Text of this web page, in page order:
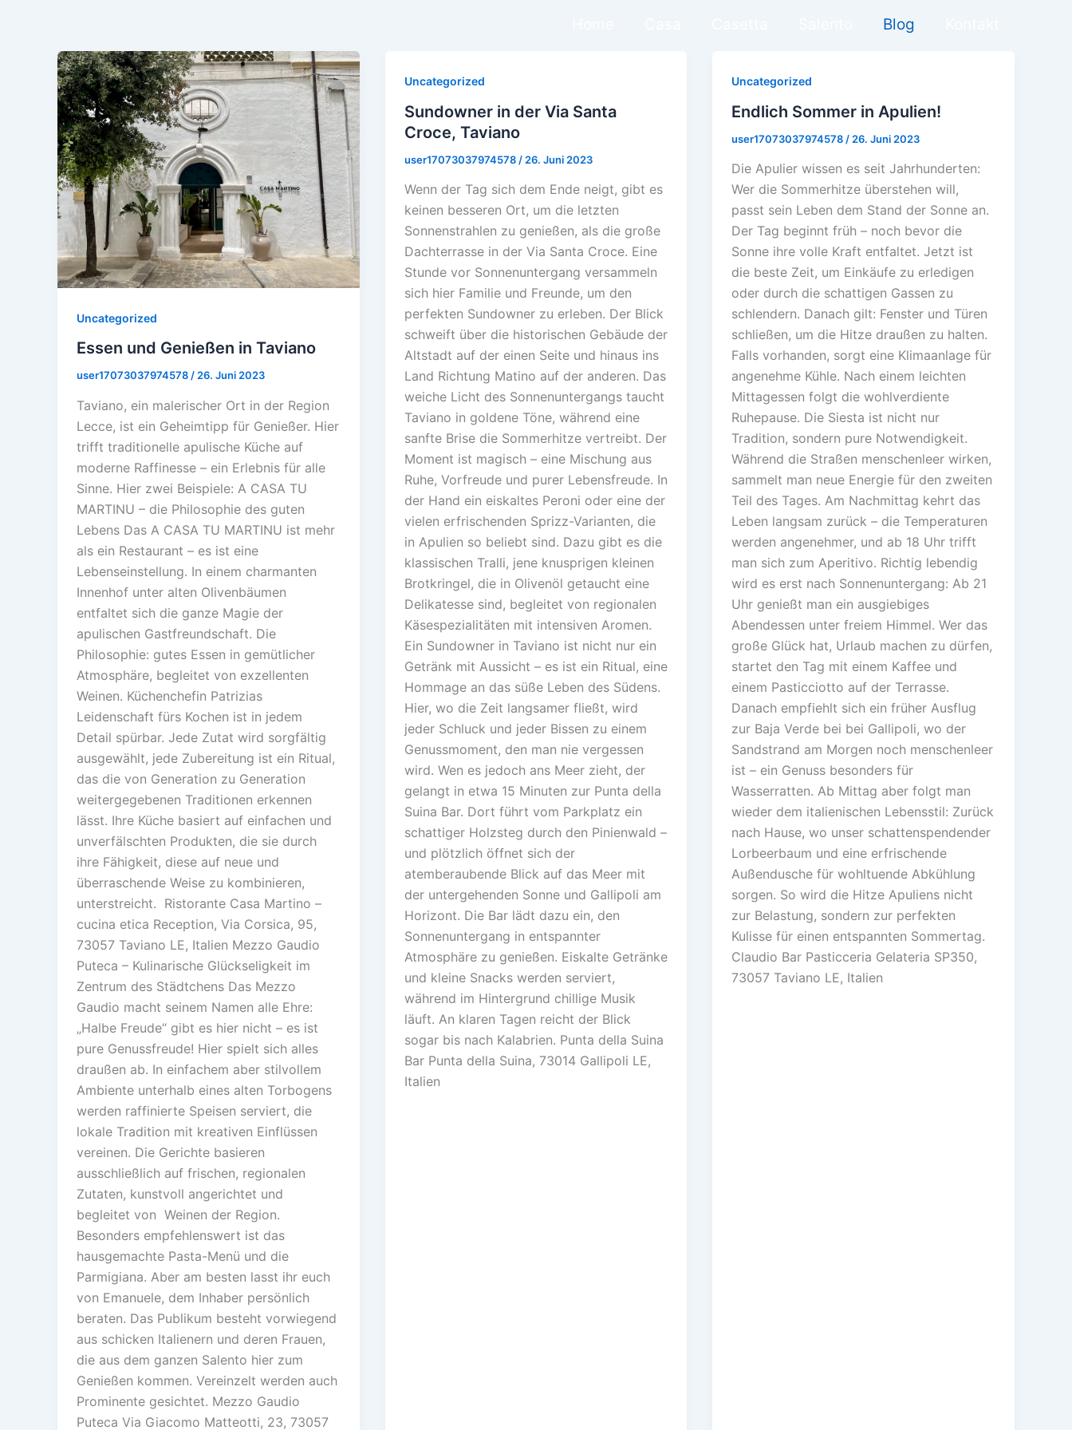
Blog
Uncategorized
Essen und Genießen in Taviano
user17073037974578/26. Juni 2023
Taviano, ein malerischer Ort in der Region
Lecce, ist ein Geheimtipp für Genießer. Hier
trifft traditionelle apulische Küche auf
moderne Raffinesse – ein Erlebnis für alle
Sinne. Hier zwei Beispiele: A CASA TU
MARTINU – die Philosophie des guten
Lebens Das A CASA TU MARTINU ist mehr
als ein Restaurant – es ist eine
Lebenseinstellung. In einem charmanten
Innenhof unter alten Olivenbäumen
entfaltet sich die ganze Magie der
apulischen Gastfreundschaft. Die
Philosophie: gutes Essen in gemütlicher
Atmosphäre, begleitet von exzellenten
Weinen. Küchenchefin Patrizias
Leidenschaft fürs Kochen ist in jedem
Detail spürbar. Jede Zutat wird sorgfältig
ausgewählt, jede Zubereitung ist ein Ritual,
das die von Generation zu Generation
weitergegebenen Traditionen erkennen
lässt. Ihre Küche basiert auf einfachen und
unverfälschten Produkten, die sie durch
ihre Fähigkeit, diese auf neue und
überraschende Weise zu kombinieren,
unterstreicht. Ristorante Casa Martino –
cucina etica Reception, Via Corsica, 95,
73057 Taviano LE, Italien Mezzo Gaudio
Puteca – Kulinarische Glückseligkeit im
Zentrum des Städtchens Das Mezzo
Gaudio macht seinem Namen alle Ehre:
„Halbe Freude“ gibt es hier nicht – es ist
pure Genussfreude! Hier spielt sich alles
draußen ab. In einfachem aber stilvollem
Ambiente unterhalb eines alten Torbogens
werden raffinierte Speisen serviert, die
lokale Tradition mit kreativen Einflüssen
vereinen. Die Gerichte basieren
ausschließlich auf frischen, regionalen
Zutaten, kunstvoll angerichtet und
begleitet von Weinen der Region.
Besonders empfehlenswert ist das
hausgemachte Pasta-Menü und die
Parmigiana. Aber am besten lasst ihr euch
von Emanuele, dem Inhaber persönlich
beraten. Das Publikum besteht vorwiegend
aus schicken Italienern und deren Frauen,
die aus dem ganzen Salento hier zum
Genießen kommen. Vereinzelt werden auch
Prominente gesichtet. Mezzo Gaudio
Puteca Via Giacomo Matteotti, 23, 73057
Uncategorized
Sundowner in der Via Santa
Croce, Taviano
user17073037974578 / 26. Juni 2023
Wenn der Tag sich dem Ende neigt, gibt es
keinen besseren Ort, um die letzten
Sonnenstrahlen zu genießen, als die große
Dachterrasse in der Via Santa Croce. Eine
Stunde vor Sonnenuntergang versammeln
sich hier Familie und Freunde, um den
perfekten Sundowner zu erleben. Der Blick
schweift über die historischen Gebäude der
Altstadt auf der einen Seite und hinaus ins
Land Richtung Matino auf der anderen. Das
weiche Licht des Sonnenuntergangs taucht
Taviano in goldene Töne, während eine
sanfte Brise die Sommerhitze vertreibt. Der
Moment ist magisch – eine Mischung aus
Ruhe, Vorfreude und purer Lebensfreude. In
der Hand ein eiskaltes Peroni oder eine der
vielen erfrischenden Sprizz-Varianten, die
in Apulien so beliebt sind. Dazu gibt es die
klassischen Tralli, jene knusprigen kleinen
Brotkringel, die in Olivenöl getaucht eine
Delikatesse sind, begleitet von regionalen
Käsespezialitäten mit intensiven Aromen.
Ein Sundowner in Taviano ist nicht nur ein
Getränk mit Aussicht – es ist ein Ritual, eine
Hommage an das süße Leben des Südens.
Hier, wo die Zeit langsamer fließt, wird
jeder Schluck und jeder Bissen zu einem
Genussmoment, den man nie vergessen
wird. Wen es jedoch ans Meer zieht, der
gelangt in etwa 15 Minuten zur Punta della
Suina Bar. Dort führt vom Parkplatz ein
schattiger Holzsteg durch den Pinienwald –
und plötzlich öffnet sich der
atemberaubende Blick auf das Meer mit
der untergehenden Sonne und Gallipoli am
Horizont. Die Bar lädt dazu ein, den
Sonnenuntergang in entspannter
Atmosphäre zu genießen. Eiskalte Getränke
und kleine Snacks werden serviert,
während im Hintergrund chillige Musik
läuft. An klaren Tagen reicht der Blick
sogar bis nach Kalabrien. Punta della Suina
Bar Punta della Suina, 73014 Gallipoli LE,
Italien
Uncategorized
Endlich Sommer in Apulien!
user17073037974578 / 26. Juni 2023
Die Apulier wissen es seit Jahrhunderten:
Wer die Sommerhitze überstehen will,
passt sein Leben dem Stand der Sonne an.
Der Tag beginnt früh – noch bevor die
Sonne ihre volle Kraft entfaltet. Jetzt ist
die beste Zeit, um Einkäufe zu erledigen
oder durch die schattigen Gassen zu
schlendern. Danach gilt: Fenster und Türen
schließen, um die Hitze draußen zu halten.
Falls vorhanden, sorgt eine Klimaanlage für
angenehme Kühle. Nach einem leichten
Mittagessen folgt die wohlverdiente
Ruhepause. Die Siesta ist nicht nur
Tradition, sondern pure Notwendigkeit.
Während die Straßen menschenleer wirken,
sammelt man neue Energie für den zweiten
Teil des Tages. Am Nachmittag kehrt das
Leben langsam zurück – die Temperaturen
werden angenehmer, und ab 18 Uhr trifft
man sich zum Aperitivo. Richtig lebendig
wird es erst nach Sonnenuntergang: Ab 21
Uhr genießt man ein ausgiebiges
Abendessen unter freiem Himmel. Wer das
große Glück hat, Urlaub machen zu dürfen,
startet den Tag mit einem Kaffee und
einem Pasticciotto auf der Terrasse.
Danach empfiehlt sich ein früher Ausflug
zur Baja Verde bei bei Gallipoli, wo der
Sandstrand am Morgen noch menschenleer
ist – ein Genuss besonders für
Wasserratten. Ab Mittag aber folgt man
wieder dem italienischen Lebensstil: Zurück
nach Hause, wo unser schattenspendender
Lorbeerbaum und eine erfrischende
Außendusche für wohltuende Abkühlung
sorgen. So wird die Hitze Apuliens nicht
zur Belastung, sondern zur perfekten
Kulisse für einen entspannten Sommertag.
Claudio Bar Pasticceria Gelateria SP350,
73057 Taviano LE, Italien